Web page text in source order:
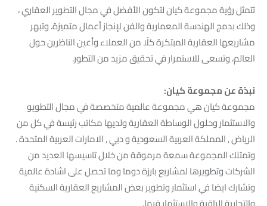
تتمثل رؤية مجموعة كيان لتكون الأفضل في مجال التطوير العقاري ،
وذلك بدمج الهندسة المعمارية والفن لإنجاز أعمال متميزة. وتبهر
مشاريعها العقارية المبتكرة كلًا من العملاء وأعين الناظرين حول
العالم، وتسعى للاستمرار في تحقيق مزيد من التطور.
نبذة عن مجموعة كيان:
مجموعة كيان هي مجموعة عالمية متخصصة في مجال التطويو
والاستثمار وحلول الوساطة العقارية ولديها مكاتب رئيسة في كل من
الرياض , المملكة العربية السعودية و دبي , الامارات العربية المتحدة .
وتمتلك المجموعة سمعة مرموقة من خلال تاسيسها العديد من
الشركات وتطويرها لمشاريع بارزة دوما وما تحصل على اشادة عالمية
وتشارك ايضا في استثمار وتطوير بعض المشاريع العقارية السكنية